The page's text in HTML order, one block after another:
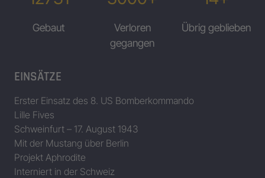
Gebaut
Verloren
gegangen
Übrig geblieben
EINSÄTZE
Erster Einsatz des 8. US Bomberkommando
Lille Fives
Schweinfurt – 17. August 1943
Mit der Mustang über Berlin
Projekt Aphrodite
Interniert in der Schweiz